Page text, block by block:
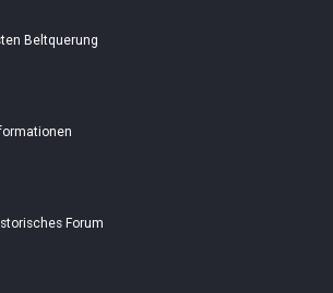
Beltquerung
Forum